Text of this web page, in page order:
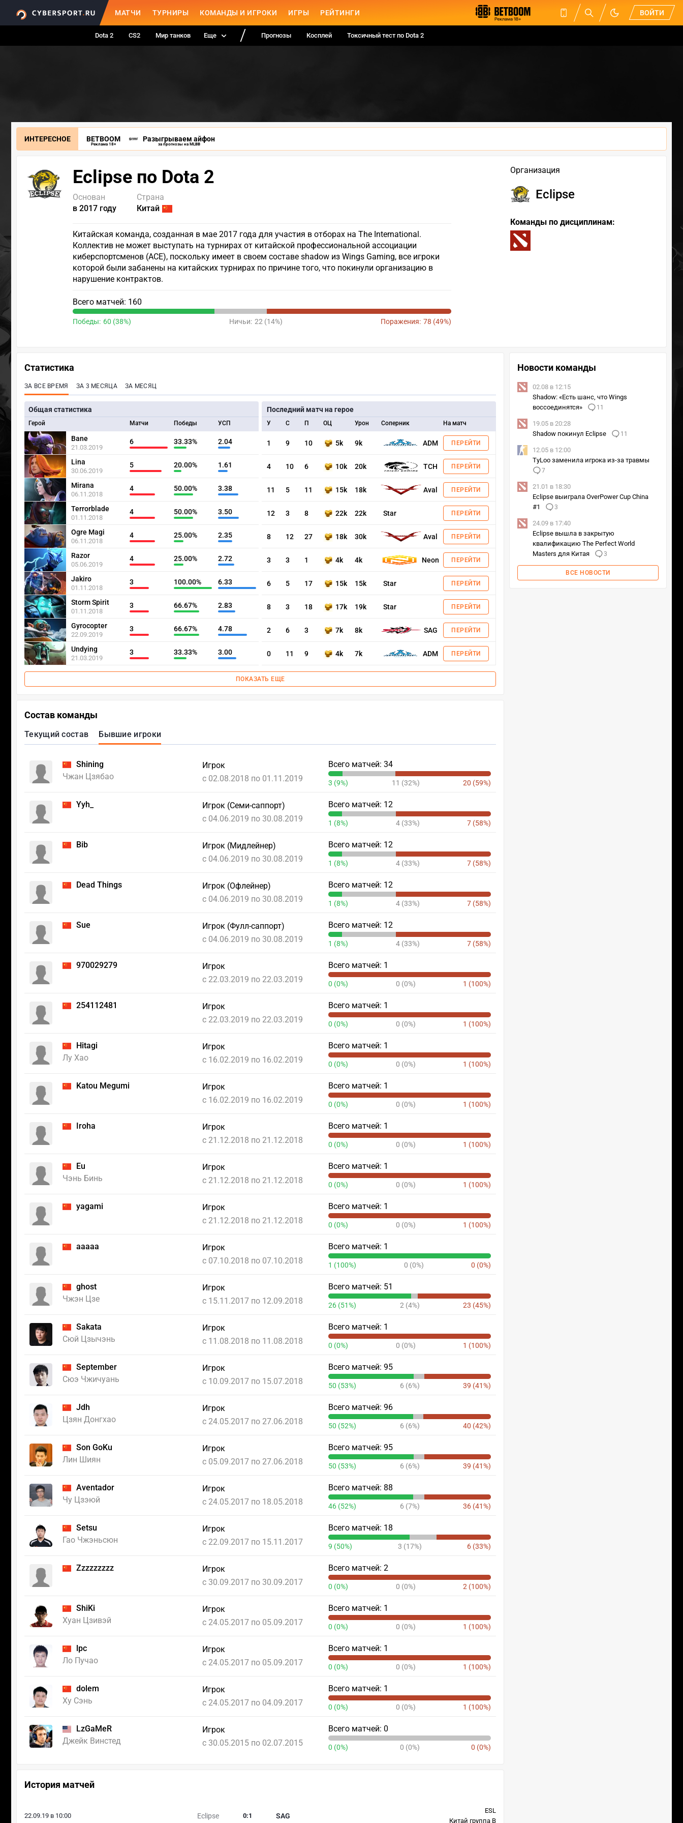
МАТЧИ ТУРНИРЫ КОМАНДЫ И ИГРОКИ ИГРЫ РЕЙТИНГИ ВОЙТИ
Dota 2 CS2 Мир танков Еще Прогнозы Косплей Токсичный тест по Dota 2
ИНТЕРЕСНОЕ BETBOOM
Реклама 18+
Разыгрываем айфон
за прогнозы на MLBB
Eclipse по Dota 2
Основан
в 2017 году
Страна
Китай
Китайская команда, созданная в мае 2017 года для участия в отборах на The International.
Коллектив не может выступать на турнирах от китайской профессиональной ассоциации
киберспортсменов (ACE), поскольку имеет в своем составе shadow из Wings Gaming, все игроки
которой были забанены на китайских турнирах по причине того, что покинули организацию в
нарушение контрактов.
Всего матчей: 160
Победы: 60 (38%) Ничьи: 22 (14%) Поражения: 78 (49%)
Организация
Eclipse
Команды по дисциплинам:
Статистика
ЗА ВСЕ ВРЕМЯ ЗА 3 МЕСЯЦА ЗА МЕСЯЦ
Общая статистика
Герой Матчи Победы УСП
Bane
21.03.2019
6 33.33% 2.04
Lina
30.06.2019
5 20.00% 1.61
Mirana
06.11.2018
4 50.00% 3.38
Terrorblade
01.11.2018
4 50.00% 3.50
Ogre Magi
06.11.2018
4 25.00% 2.35
Razor
05.06.2019
4 25.00% 2.72
Jakiro
01.11.2018
3 100.00% 6.33
Storm Spirit
01.11.2018
3 66.67% 2.83
Gyrocopter
22.09.2019
3 66.67% 4.78
Undying
21.03.2019
3 33.33% 3.00
Последний матч на герое
У С П ОЦ Урон Соперник На матч
1 9 10 5k 9k ADM ПЕРЕЙТИ
4 10 6 10k 20k TCH ПЕРЕЙТИ
11 5 11 15k 18k Aval ПЕРЕЙТИ
12 3 8 22k 22k Star ПЕРЕЙТИ
8 12 27 18k 30k Aval ПЕРЕЙТИ
3 3 1 4k 4k Neon ПЕРЕЙТИ
6 5 17 15k 15k Star ПЕРЕЙТИ
8 3 18 17k 19k Star ПЕРЕЙТИ
2 6 3 7k 8k SAG ПЕРЕЙТИ
0 11 9 4k 7k ADM ПЕРЕЙТИ
ПОКАЗАТЬ ЕЩЕ
Состав команды
Текущий состав Бывшие игроки
Shining
Чжан Цзябао
Игрок
c 02.08.2018 по 01.11.2019
Всего матчей: 34
3 (9%) 11 (32%) 20 (59%)
Yyh_
Игрок (Семи-саппорт)
c 04.06.2019 по 30.08.2019
Всего матчей: 12
1 (8%) 4 (33%) 7 (58%)
Bib
Игрок (Мидлейнер)
c 04.06.2019 по 30.08.2019
Всего матчей: 12
1 (8%) 4 (33%) 7 (58%)
Dead Things
Игрок (Офлейнер)
c 04.06.2019 по 30.08.2019
Всего матчей: 12
1 (8%) 4 (33%) 7 (58%)
Sue
Игрок (Фулл-саппорт)
c 04.06.2019 по 30.08.2019
Всего матчей: 12
1 (8%) 4 (33%) 7 (58%)
970029279
Игрок
c 22.03.2019 по 22.03.2019
Всего матчей: 1
0 (0%) 0 (0%) 1 (100%)
254112481
Игрок
c 22.03.2019 по 22.03.2019
Всего матчей: 1
0 (0%) 0 (0%) 1 (100%)
Hitagi
Лу Хао
Игрок
c 16.02.2019 по 16.02.2019
Всего матчей: 1
0 (0%) 0 (0%) 1 (100%)
Katou Megumi
Игрок
c 16.02.2019 по 16.02.2019
Всего матчей: 1
0 (0%) 0 (0%) 1 (100%)
Iroha
Игрок
c 21.12.2018 по 21.12.2018
Всего матчей: 1
0 (0%) 0 (0%) 1 (100%)
Eu
Чэнь Бинь
Игрок
c 21.12.2018 по 21.12.2018
Всего матчей: 1
0 (0%) 0 (0%) 1 (100%)
yagami
Игрок
c 21.12.2018 по 21.12.2018
Всего матчей: 1
0 (0%) 0 (0%) 1 (100%)
aaaaa
Игрок
c 07.10.2018 по 07.10.2018
Всего матчей: 1
1 (100%) 0 (0%) 0 (0%)
ghost
Чжэн Цзе
Игрок
c 15.11.2017 по 12.09.2018
Всего матчей: 51
26 (51%) 2 (4%) 23 (45%)
Sakata
Сюй Цзычэнь
Игрок
c 11.08.2018 по 11.08.2018
Всего матчей: 1
0 (0%) 0 (0%) 1 (100%)
September
Сюэ Чжичуань
Игрок
c 10.09.2017 по 15.07.2018
Всего матчей: 95
50 (53%) 6 (6%) 39 (41%)
Jdh
Цзян Донгхао
Игрок
c 24.05.2017 по 27.06.2018
Всего матчей: 96
50 (52%) 6 (6%) 40 (42%)
Son GoKu
Лин Шиян
Игрок
c 05.09.2017 по 27.06.2018
Всего матчей: 95
50 (53%) 6 (6%) 39 (41%)
Aventador
Чу Цзэюй
Игрок
c 24.05.2017 по 18.05.2018
Всего матчей: 88
46 (52%) 6 (7%) 36 (41%)
Setsu
Гао Чжэньсюн
Игрок
c 22.09.2017 по 15.11.2017
Всего матчей: 18
9 (50%) 3 (17%) 6 (33%)
Zzzzzzzzz
Игрок
c 30.09.2017 по 30.09.2017
Всего матчей: 2
0 (0%) 0 (0%) 2 (100%)
ShiKi
Хуан Цзивэй
Игрок
c 24.05.2017 по 05.09.2017
Всего матчей: 1
0 (0%) 0 (0%) 1 (100%)
lpc
Ло Пучао
Игрок
c 24.05.2017 по 05.09.2017
Всего матчей: 1
0 (0%) 0 (0%) 1 (100%)
dolem
Ху Сэнь
Игрок
c 24.05.2017 по 04.09.2017
Всего матчей: 1
0 (0%) 0 (0%) 1 (100%)
LzGaMeR
Джейк Винстед
Игрок
c 30.05.2015 по 02.07.2015
Всего матчей: 0
0 (0%) 0 (0%) 0 (0%)
История матчей
22.09.19 в 10:00 Eclipse SAG
0:1
ESL
Китай группа B
Новости команды
02.08 в 12:15
Shadow: «Есть шанс, что Wings
воссоединятся»
11
19.05 в 20:28
Shadow покинул Eclipse
11
12.05 в 12:00
TyLoo заменила игрока из-за травмы
7
21.01 в 18:30
Eclipse выиграла OverPower Cup China
#1
3
24.09 в 17:40
Eclipse вышла в закрытую
квалификацию The Perfect World
Masters для Китая
3
ВСЕ НОВОСТИ